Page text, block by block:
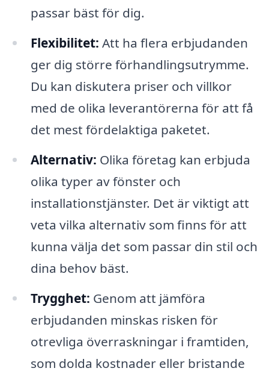
passar bäst för dig.
Flexibilitet: Att ha flera erbjudanden
ger dig större förhandlingsutrymme.
Du kan diskutera priser och villkor
med de olika leverantörerna för att få
det mest fördelaktiga paketet.
Alternativ: Olika företag kan erbjuda
olika typer av fönster och
installationstjänster. Det är viktigt att
veta vilka alternativ som finns för att
kunna välja det som passar din stil och
dina behov bäst.
Trygghet: Genom att jämföra
erbjudanden minskas risken för
otrevliga överraskningar i framtiden,
som dolda kostnader eller bristande